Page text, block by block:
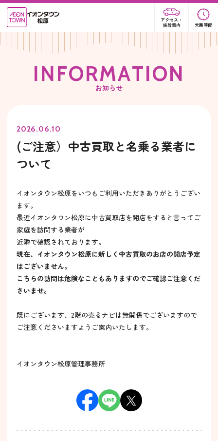
アクセス・
施設案内
営業時間
INFORMATION
お知らせ
2026.06.10
(ご注意）中古買取と名乗る業者に
ついて
イオンタウン松原をいつもご利用いただきありがとうござい
ます。
最近イオンタウン松原に中古買取店を開店をすると言ってご
家庭を訪問する業者が
近隣で確認されております。
現在、イオンタウン松原に新しく中古買取のお店の開店予定
はございません。
こちらの訪問は危険なこともありますのでご確認ご注意くだ
さいませ。
既にございます、2階の売るナビは無関係でございますので
ご注意くださいますようご案内いたします。
イオンタウン松原管理事務所